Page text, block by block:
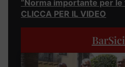
“Norma importante per le
CLICCA PER IL VIDEO